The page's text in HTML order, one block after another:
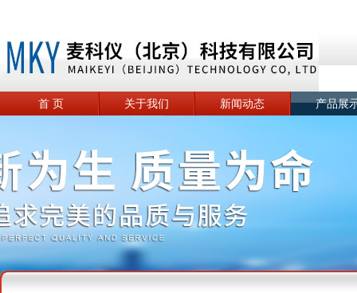
首 页 关于我们 新闻动态 产品展